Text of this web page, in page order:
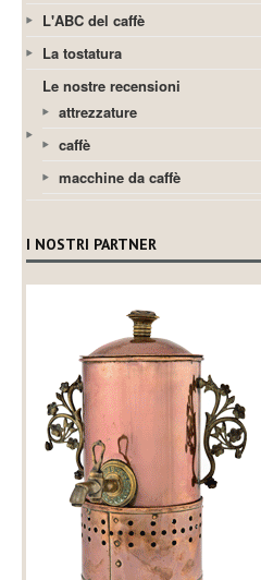
L'ABC del caffè
La tostatura
Le nostre recensioni
attrezzature
caffè
macchine da caffè
I NOSTRI PARTNER